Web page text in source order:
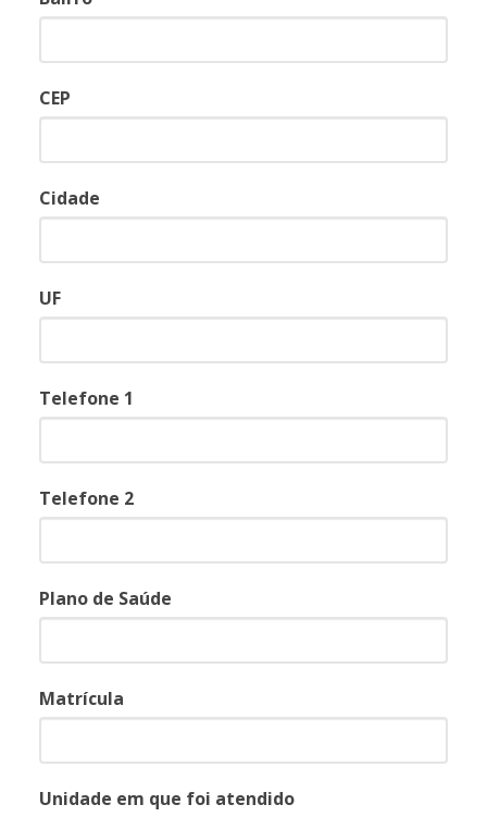
CEP
Cidade
UF
Telefone 1
Telefone 2
Plano de Saúde
Matrícula
Unidade em que foi atendido